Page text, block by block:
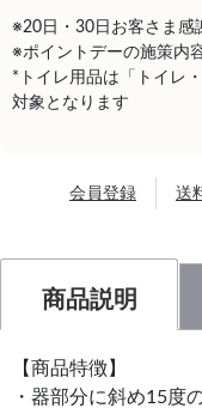
※20日・30日お客さま感
※ポイントデーの施策内
*トイレ用品は「トイレ
対象となります
会員登録 送
商品説明
【商品特徴】
・器部分に斜め15度